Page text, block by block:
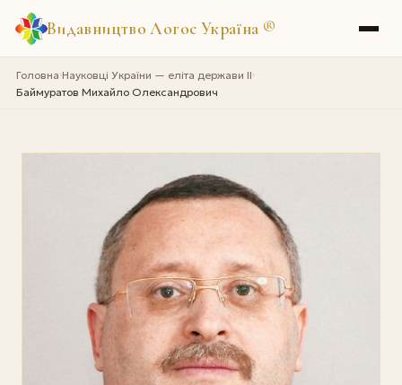
Видавництво Логос Україна ®
Головна›Науковці України — еліта держави II›
Баймуратов Михайло Олександрович